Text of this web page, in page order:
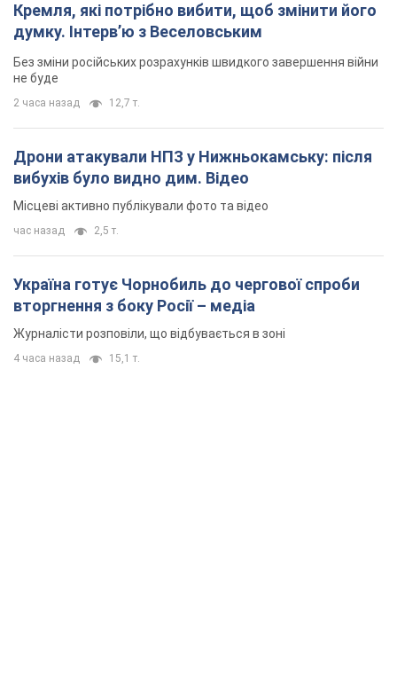
Кремля, які потрібно вибити, щоб змінити його
думку. Інтерв’ю з Веселовським
Без зміни російських розрахунків швидкого завершення війни
не буде
2 часа назад 12,7 т.
Дрони атакували НПЗ у Нижньокамську: після
вибухів було видно дим. Відео
Місцеві активно публікували фото та відео
час назад 2,5 т.
Україна готує Чорнобиль до чергової спроби
вторгнення з боку Росії – медіа
Журналісти розповіли, що відбувається в зоні
4 часа назад 15,1 т.